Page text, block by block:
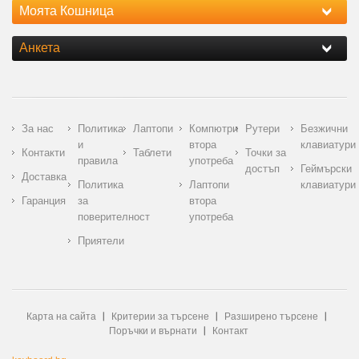
Моята Кошница
Анкета
За нас
Контакти
Доставка
Гаранция
Политика
и
правила
Политика
за
поверителност
Приятели
Лаптопи
Таблети
Компютри
втора
употреба
Лаптопи
втора
употреба
Рутери
Точки за
достъп
Безжични
клавиатури
Геймърски
клавиатури
Карта на сайта Критерии за търсене
Разширено търсене
Поръчки и върнати
Контакт